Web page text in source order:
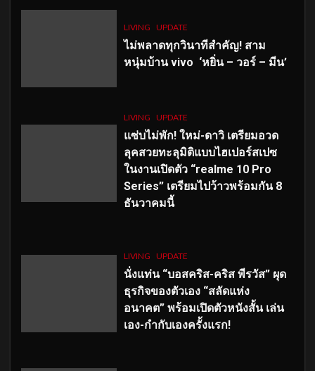
LIVING UPDATE
ไม่พลาดทุกวินาทีสำคัญ! สาม
หนุ่มบ้าน vivo ‘หยิ่น – วอร์ – มีน’
LIVING UPDATE
แซ่บไม่พัก! ใหม่-ดาวิ เตรียมอวด
ลุคสวยทะลุมิติแบบไฮเปอร์สเปซ
ในงานเปิดตัว “realme 10 Pro
Series” เตรียมไปว้าวพร้อมกัน 8
ธันวาคมนี้
LIVING UPDATE
นั่งแท่น “บอสคริส-คริส พีรวัส” ผุด
ธุรกิจของตัวเอง “สลัดแห่ง
อนาคต” พร้อมเปิดตัวหนังสั้น เล่น
เอง-กำกับเองครั้งแรก!